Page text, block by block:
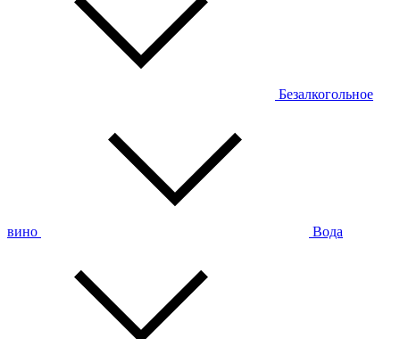
Безалкогольное
вино Вода